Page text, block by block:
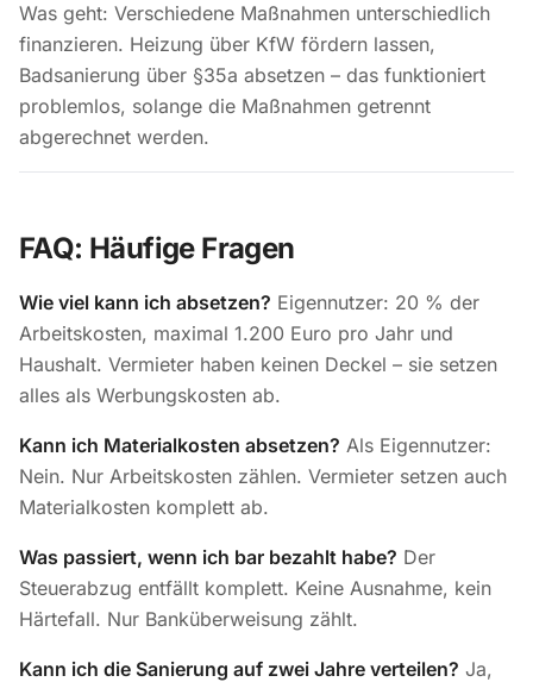
Was geht: Verschiedene Maßnahmen unterschiedlich
finanzieren. Heizung über KfW fördern lassen,
Badsanierung über §35a absetzen – das funktioniert
problemlos, solange die Maßnahmen getrennt
abgerechnet werden.
FAQ: Häufige Fragen
Wie viel kann ich absetzen? Eigennutzer: 20 % der
Arbeitskosten, maximal 1.200 Euro pro Jahr und
Haushalt. Vermieter haben keinen Deckel – sie setzen
alles als Werbungskosten ab.
Kann ich Materialkosten absetzen? Als Eigennutzer:
Nein. Nur Arbeitskosten zählen. Vermieter setzen auch
Materialkosten komplett ab.
Was passiert, wenn ich bar bezahlt habe? Der
Steuerabzug entfällt komplett. Keine Ausnahme, kein
Härtefall. Nur Banküberweisung zählt.
Kann ich die Sanierung auf zwei Jahre verteilen? Ja,